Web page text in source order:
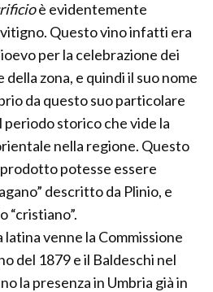
è evidentemente
Questo vino infatti era
per la celebrazione dei
zona, e quindi il suo nome
da questo suo particolare
periodo storico che vide la
nella regione. Questo
potesse essere
descritto da Plinio, e
“cristiano”.
venne la Commissione
del 1879 e il Baldeschi nel
la presenza in Umbria già in